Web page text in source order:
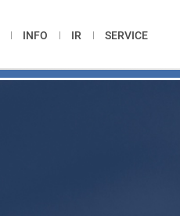
INFO IR SERVICE